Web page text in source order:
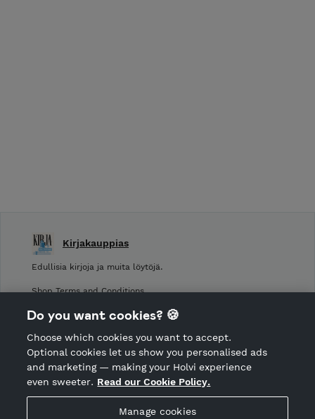
Hosted by Holvi
Kirjakauppias
Edullisia kirjoja ja muita löytöjä.
Shop Terms and Conditions
Cancellation policy
CANCEL ORDER
Do you want cookies? 🍪
Choose which cookies you want to accept.
Optional cookies let us show you personalised ads
and marketing — making your Holvi experience
even sweeter. Read our Cookie Policy.
Manage cookies